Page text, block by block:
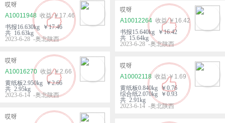
哎呀
A10011948
￥17.46
书报16.630kg ￥17.46
共 16.63kg
2023-6-28 -奥北陕西
哎呀
A10012264
￥16.42
书报15.640kg ￥16.42
共 15.64kg
2023-6-28 -奥北陕西
哎呀
A10016270
￥2.66
黄纸板2.950kg ￥2.66
共 2.95kg
2023-6-14 -奥北陕西
哎呀
A10002118
￥1.69
黄纸板0.840kg ￥0.76
综合纸2.070kg ￥0.93
共 2.91kg
2023-6-14 -奥北陕西
哎呀